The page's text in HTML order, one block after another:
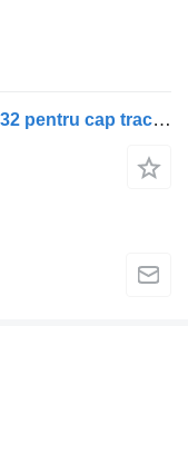
Unitate de control Bosch 0281021132 pentru cap tractor MAN TG3, TGX, TGS